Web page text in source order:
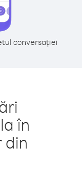
conversației
în
din